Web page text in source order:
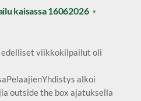
kaisassa 16062026
edelliset viikkokilpailut oli
alkoi
outside the box ajatuksella